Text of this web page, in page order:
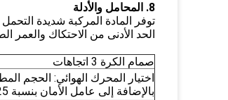
8. المحامل والأدلة
توفر المادة المركبة شديدة التحمل
الحد الأدنى من الاحتكاك والعمر
صمام الكرة 3 اتجاهات
اختيار المحرك الهوائي: الحجم
بالإضافة إلى عامل الأمان بنسبة 25%